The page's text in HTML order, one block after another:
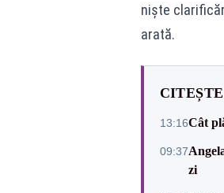
niște
arată.
13:16Cât
09:37
zi